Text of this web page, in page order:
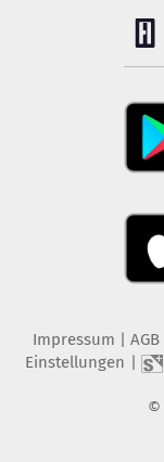
Impressum AGB
Einstellungen
©